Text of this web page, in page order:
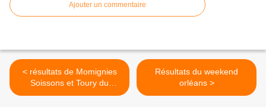
Ajouter un commentaire
< résultats de Momignies
Soissons et Toury du
120518
Résultats du weekend
orléans >